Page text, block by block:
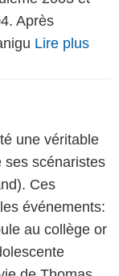
Après
Lire plus
une véritable
ses scénaristes
Ces
événements:
au collège or